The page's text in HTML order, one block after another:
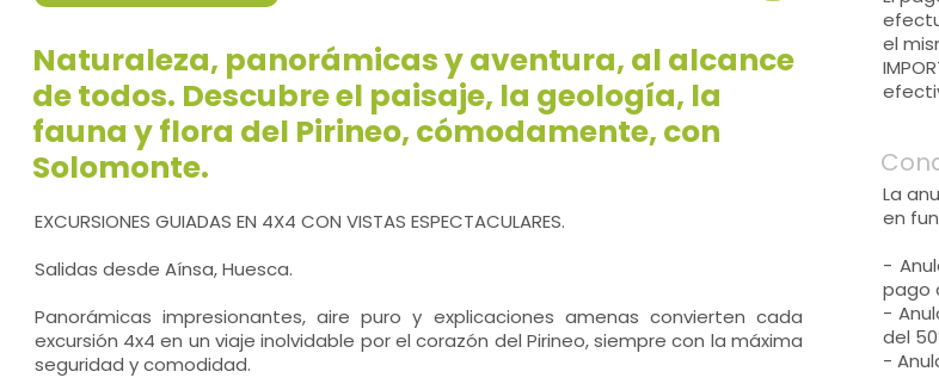
Naturaleza, panorámicas y aventura, al alcance
de todos. Descubre el paisaje, la geología, la
fauna y flora del Pirineo, cómodamente, con
Solomonte.
EXCURSIONES GUIADAS EN 4X4 CON VISTAS ESPECTACULARES.
Salidas desde Aínsa, Huesca.
Panorámicas impresionantes, aire puro y explicaciones amenas convierten cada
excursión 4x4 en un viaje inolvidable por el corazón del Pirineo, siempre con la máxima
seguridad y comodidad.
el
La
en
-
pago
-
del
-